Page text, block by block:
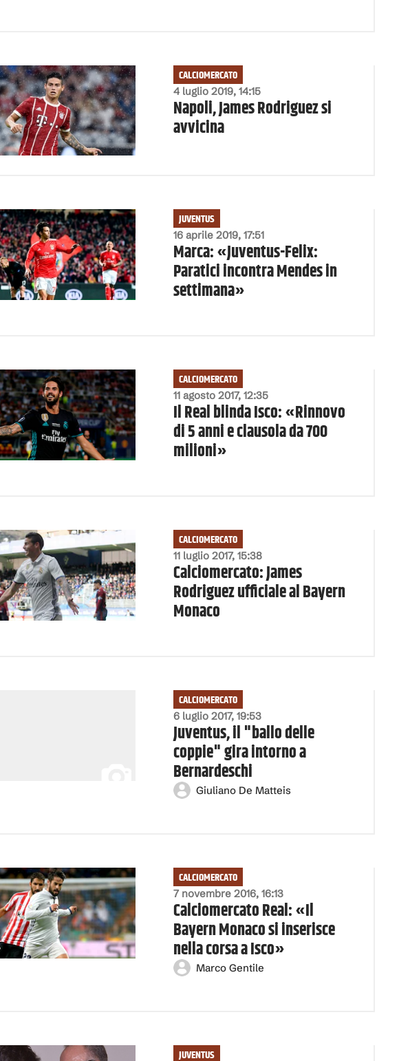
4 luglio 2019, 14:15
CALCIOMERCATO
Napoli, James Rodriguez si
avvicina
16 aprile 2019, 17:51
JUVENTUS
Marca: «Juventus-Felix:
Paratici incontra Mendes in
settimana»
11 agosto 2017, 12:35
CALCIOMERCATO
Il Real blinda Isco: «Rinnovo
di 5 anni e clausola da 700
milioni»
11 luglio 2017, 15:38
CALCIOMERCATO
Calciomercato: James
Rodriguez ufficiale al Bayern
Monaco
6 luglio 2017, 19:53
CALCIOMERCATO
Juventus, il "ballo delle
coppie" gira intorno a
Bernardeschi
Giuliano De Matteis
7 novembre 2016, 16:13
CALCIOMERCATO
Calciomercato Real: «Il
Bayern Monaco si inserisce
nella corsa a Isco»
Marco Gentile
JUVENTUS